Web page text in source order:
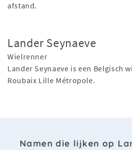
afstand.
Lander Seynaeve
Wielrenner
Lander Seynaeve is een Belgisch
Roubaix Lille Métropole.
Namen die lijken op